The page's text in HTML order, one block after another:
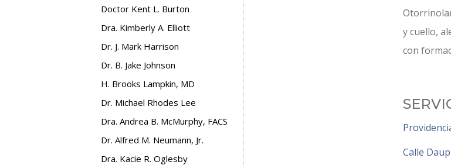
Doctor Kent L. Burton
Dra. Kimberly A. Elliott
Dr. J. Mark Harrison
Dr. B. Jake Johnson
H. Brooks Lampkin, MD
Dr. Michael Rhodes Lee
Dra. Andrea B. McMurphy, FACS
Dr. Alfred M. Neumann, Jr.
Dra. Kacie R. Oglesby
y cuello,
con
Calle